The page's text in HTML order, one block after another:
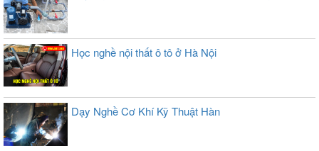
Học nghề nội thất ô tô ở Hà Nội
Dạy Nghề Cơ Khí Kỹ Thuật Hàn